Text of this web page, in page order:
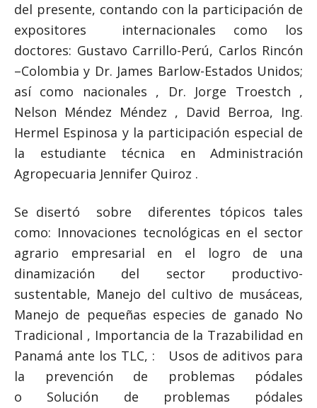
del presente, contando con la participación de
expositores internacionales como los
doctores: Gustavo Carrillo-Perú, Carlos Rincón
–Colombia y Dr. James Barlow-Estados Unidos;
así como nacionales , Dr. Jorge Troestch ,
Nelson Méndez Méndez , David Berroa, Ing.
Hermel Espinosa y la participación especial de
la estudiante técnica en Administración
Agropecuaria Jennifer Quiroz .
Se disertó sobre diferentes tópicos tales
como: Innovaciones tecnológicas en el sector
agrario empresarial en el logro de una
dinamización del sector productivo-
sustentable, Manejo del cultivo de musáceas,
Manejo de pequeñas especies de ganado No
Tradicional , Importancia de la Trazabilidad en
Panamá ante los TLC, : Usos de aditivos para
la prevención de problemas pódales
o Solución de problemas pódales